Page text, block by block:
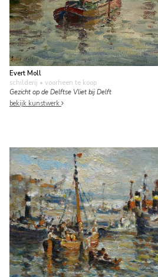
Evert Moll
schilderij • voorheen te koop
Gezicht op de Delftse Vliet bij Delft
bekijk kunstwerk